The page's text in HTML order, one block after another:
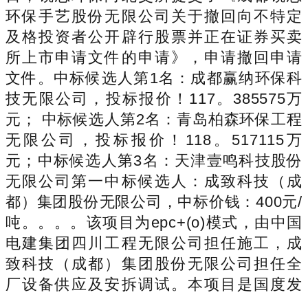
环保手艺股份无限公司关于撤回向不特定
及格投资者公开辟行股票并正在证券买卖
所上市申请文件的申请》，申请撤回申请
文件。中标候选人第1名：成都赢纳环保科
技无限公司，投标报价！117。385575万
元； 中标候选人第2名：青岛柏森环保工程
无限公司，投标报价！118。517115万
元；中标候选人第3名：天津壹鸣科技股份
无限公司第一中标候选人：成致科技（成
都）集团股份无限公司，中标价钱：400元/
吨。。。。该项目为epc+(o)模式，由中国
电建集团四川工程无限公司担任施工，成
致科技（成都）集团股份无限公司担任全
厂设备供应及安拆调试。本项目是国度发